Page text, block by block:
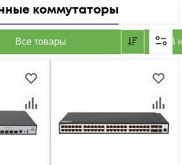
коммутаторы
Все товары В